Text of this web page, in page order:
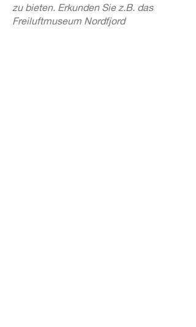
zu bieten. Erkunden Sie z.B. das
Freiluftmuseum Nordfjord